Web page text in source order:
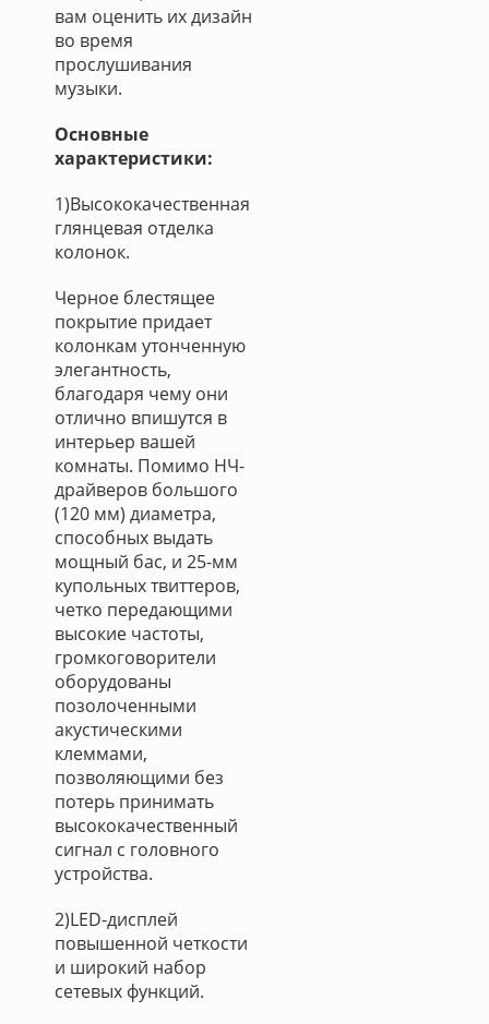
вам оценить их дизайн
во время
прослушивания
музыки.
Основные
характеристики:
1)Высококачественная
глянцевая отделка
колонок.
Черное блестящее
покрытие придает
колонкам утонченную
элегантность,
благодаря чему они
отлично впишутся в
интерьер вашей
комнаты. Помимо НЧ-
драйверов большого
(120 мм) диаметра,
способных выдать
мощный бас, и 25-мм
купольных твиттеров,
четко передающими
высокие частоты,
громкоговорители
оборудованы
позолоченными
акустическими
клеммами,
позволяющими без
потерь принимать
высококачественный
сигнал с головного
устройства.
2)LED-дисплей
повышенной четкости
и широкий набор
сетевых функций.